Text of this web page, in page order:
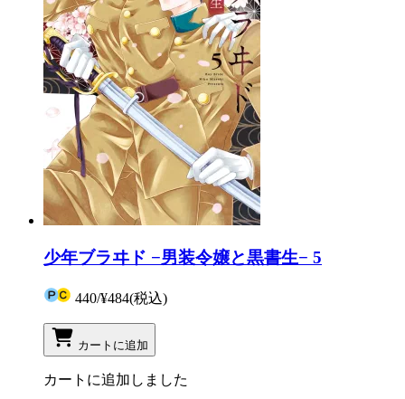
少年ブラヰド −男装令嬢と黒書生− 5
440/¥484(税込)
カートに追加
カートに追加しました